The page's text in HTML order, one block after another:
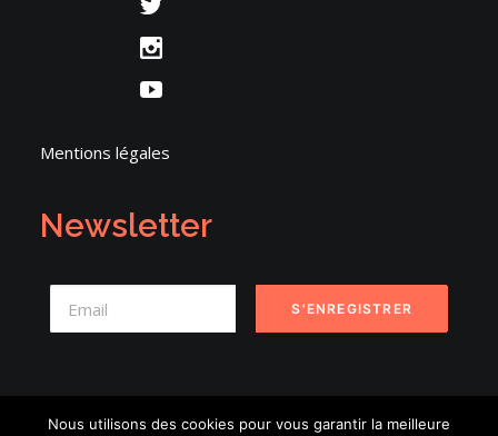
Mentions légales
Newsletter
Nous utilisons des cookies pour vous garantir la meilleure